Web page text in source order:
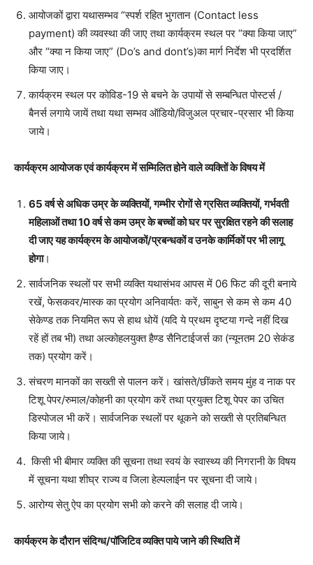
आयोजकों द्वारा यथासम्भव “स्पर्श रहित भुगतान (Contact less
payment) की व्यवस्था की जाए तथा कार्यक्रम स्थल पर “क्या किया जाए”
और “क्या न किया जाए” (Do’s and dont’s)का मार्ग निर्देश भी प्रदर्शित
किया जाए।
कार्यक्रम स्थल पर कोविड-19 से बचने के उपायों से सम्बन्धित पोस्टर्स /
बैनर्स लगाये जायें तथा यथा सम्भव ऑडियो/विजुअल प्रचार-प्रसार भी किया
जाये।
कार्यक्रम आयोजक एवं कार्यक्रम में सम्मिलित होने वाले व्यक्तिों के विषय में
65 वर्ष से अधिक उम्र के व्यक्तियों, गम्भीर रोगों से ग्रसित व्यक्तियों, गर्भवती
महिलाओं तथा 10 वर्ष से कम उम्र के बच्चों को घर पर सुरक्षित रहने की सलाह
दी जाए यह कार्यक्रम के आयोजकों/प्रबन्धकों व उनके कार्मिकों पर भी लागू
होगा।
सार्वजनिक स्थलों पर सभी व्यक्ति यथासंभव आपस में 06 फिट की दूरी बनाये
रखें, फेसकवर/मास्क का प्रयोग अनिवार्यतः करें, साबुन से कम से कम 40
सेकेण्ड तक नियमित रूप से हाथ धोयें (यदि ये प्रथम दृष्टया गन्दे नहीं दिख
रहें हों तब भी) तथा अल्कोहलयुक्त हैण्ड सैनिटाईजर्स का (न्यूनतम 20 सेकंड
तक) प्रयोग करें।
संचरण मानकों का सख्ती से पालन करें। खांसते/छींकते समय मुंह व नाक पर
टिशू पेपर/रुमाल/कोहनी का प्रयोग करें तथा प्रयुक्त टिशू पेपर का उचित
डिस्पोजल भी करें। सार्वजनिक स्थलों पर थूकने को सख्ती से प्रतिबन्धित
किया जाये।
किसी भी बीमार व्यक्ति की सूचना तथा स्वयं के स्वास्थ्य की निगरानी के विषय
में सूचना यथा शीघ्र राज्य व जिला हेल्पलाईन पर सूचना दी जाये।
आरोग्य सेतु ऐप का प्रयोग सभी को करने की सलाह दी जाये।
कार्यक्रम के दौरान संदिग्ध/पॉजिटिव व्यक्ति पाये जाने की स्थिति में